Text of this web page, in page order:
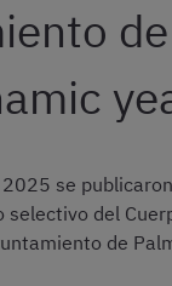
se
selectivo del
de